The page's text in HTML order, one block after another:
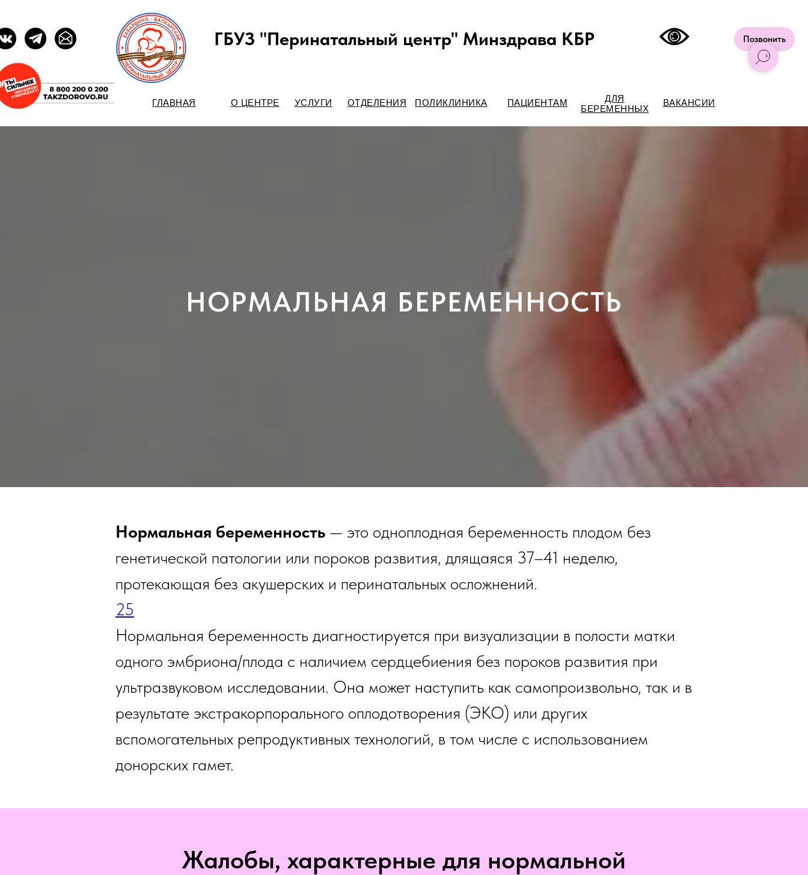
Позвонить
ГБУЗ "Перинатальный центр" Минздрава КБР
О ЦЕНТРЕ УСЛУГИ ОТДЕЛЕНИЯ ПОЛИКЛИНИКА ПАЦИЕНТАМ
ДЛЯ
БЕРЕМЕННЫХ
ВАКАНСИИ
ГЛАВНАЯ
НОРМАЛЬНАЯ БЕРЕМЕННОСТЬ
Нормальная беременность — это одноплодная беременность плодом без
генетической патологии или пороков развития, длящаяся 37–41 неделю,
протекающая без акушерских и перинатальных осложнений.
25
Нормальная беременность диагностируется при визуализации в полости матки
одного эмбриона/плода с наличием сердцебиения без пороков развития при
ультразвуковом исследовании. Она может наступить как самопроизвольно, так и в
результате экстракорпорального оплодотворения (ЭКО) или других
вспомогательных репродуктивных технологий, в том числе с использованием
донорских гамет.
Жалобы, характерные для нормальной